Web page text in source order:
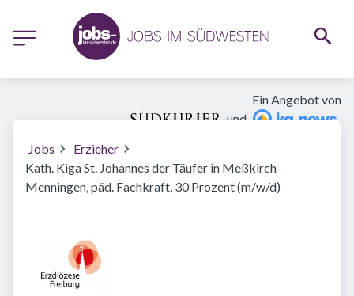
Ein Angebot von
und
Jobs
Erzieher
Kath. Kiga St. Johannes der Täufer in Meßkirch-
Menningen, päd. Fachkraft, 30 Prozent (m/w/d)